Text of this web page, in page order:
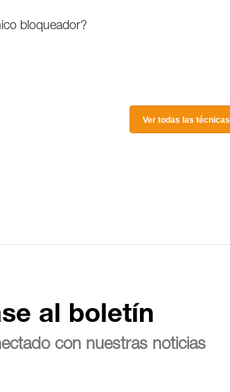
bloqueador?
Ver todas las técnicas
al boletín
con nuestras noticias